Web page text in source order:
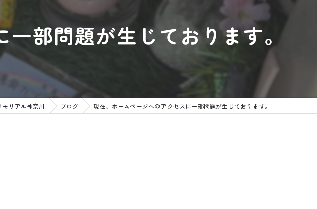
訪問
24時間
葬儀
部問題が生じております。
リアル神奈川 ブログ 現在、ホームページへのアクセスに一部問題が生じております。